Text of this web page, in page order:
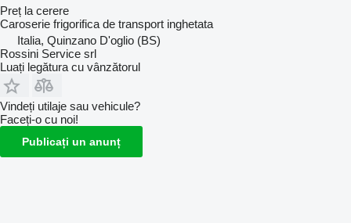
Preț la cerere
Caroserie frigorifica de transport inghetata
Italia, Quinzano D'oglio (BS)
Rossini Service srl
Luați legătura cu vânzătorul
Vindeți utilaje sau vehicule?
Faceți-o cu noi!
Publicați un anunț